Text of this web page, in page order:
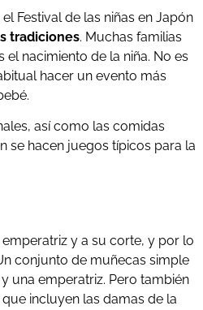
Festival de las niñas en Japón
tradiciones. Muchas familias
nacimiento de la niña. No es
hacer un evento más
así como las comidas
se hacen juegos típicos para la
y a su corte, y por lo
conjunto de muñecas simple
una emperatriz. Pero también
incluyen las damas de la